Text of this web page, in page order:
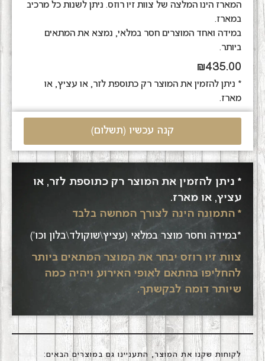
המארז הינו המלצה של צוות זיו רוזס. ניתן לשנות כל מרכיב
במארז.
במידה ואחד המוצרים חסר במלאי, נמצא את המתאים
ביותר.
₪435.00
* ניתן להזמין את המוצר רק כתוספת לזר, או עציץ, או
מארז.
קנה עכשיו (תשלום)
* ניתן להזמין את המוצר רק כתוספת לזר, או
עציץ, או מארז.
* התמונה הינה לצורך המחשה בלבד
*במידה וחסר מוצר במלאי (עציץ\שוקולד\בלון וכו')
צוות זיו רוזס יבחר את המוצר המתאים ביותר
להחליפו בהתאם לאופי האירוע ויהיה כמה
שיותר דומה לבקשתך.
לקוחות שקנו את המוצר, התעניינו גם במוצרים הבאים: